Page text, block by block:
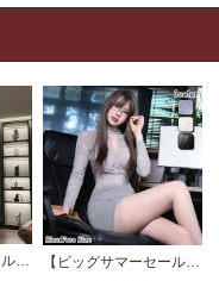
【ビッグサマーセール対象品】セクシーコスプレ(SEXYCOSPLAY) 4191
【ビッグサマーセール対象品】セクシーコスプレ(SEXYCOSPLAY) 4173